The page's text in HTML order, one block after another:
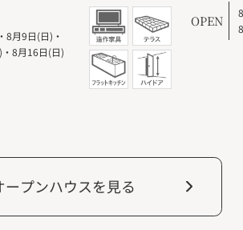
・8月9日(日) ・
・8月16日(日)
OPEN
ープンハウスを見る